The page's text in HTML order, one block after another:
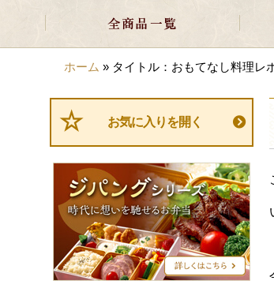
ホーム » タイトル：おもてなし料理レ
お気に入りを開く
ジ
ン
グ
ー
ズ